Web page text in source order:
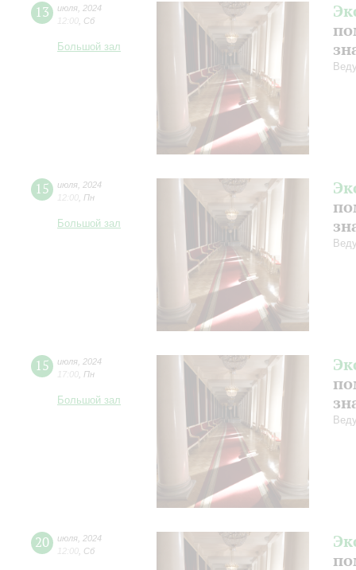
13 июля 2024
12:00 Сб
Большой зал
15 июля 2024
12:00 Пн
Большой зал
15 июля 2024
17:00 Пн
Большой зал
20 июля 2024
12:00 Сб